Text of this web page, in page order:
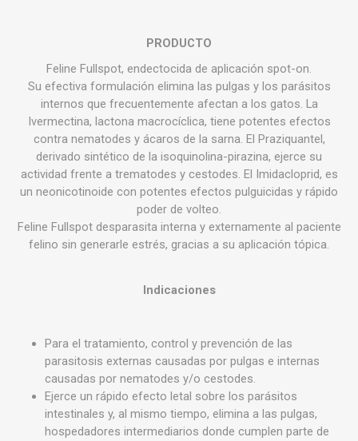
PRODUCTO
Feline Fullspot, endectocida de aplicación spot-on.
Su efectiva formulación elimina las pulgas y los parásitos
internos que frecuentemente afectan a los gatos. La
Ivermectina, lactona macrocíclica, tiene potentes efectos
contra nematodes y ácaros de la sarna. El Praziquantel,
derivado sintético de la isoquinolina-pirazina, ejerce su
actividad frente a trematodes y cestodes. El Imidacloprid, es
un neonicotinoide con potentes efectos pulguicidas y rápido
poder de volteo.
Feline Fullspot desparasita interna y externamente al paciente
felino sin generarle estrés, gracias a su aplicación tópica.
Indicaciones
Para el tratamiento, control y prevención de las
parasitosis externas causadas por pulgas e internas
causadas por nematodes y/o cestodes.
Ejerce un rápido efecto letal sobre los parásitos
intestinales y, al mismo tiempo, elimina a las pulgas,
hospedadores intermediarios donde cumplen parte de